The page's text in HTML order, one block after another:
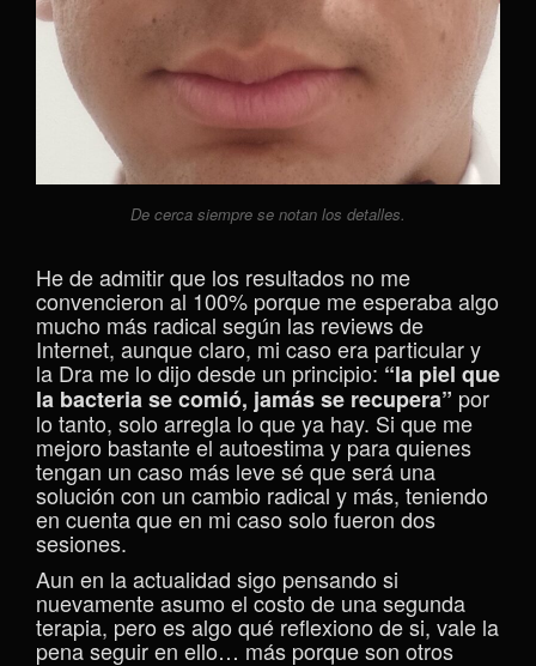
De cerca siempre se notan los detalles.
He de admitir que los resultados no me
convencieron al 100% porque me esperaba algo
mucho más radical según las reviews de
Internet, aunque claro, mi caso era particular y
la Dra me lo dijo desde un principio: “la piel que
la bacteria se comió, jamás se recupera” por
lo tanto, solo arregla lo que ya hay. Si que me
mejoro bastante el autoestima y para quienes
tengan un caso más leve sé que será una
solución con un cambio radical y más, teniendo
en cuenta que en mi caso solo fueron dos
sesiones.
Aun en la actualidad sigo pensando si
nuevamente asumo el costo de una segunda
terapia, pero es algo qué reflexiono de si, vale la
pena seguir en ello… más porque son otros